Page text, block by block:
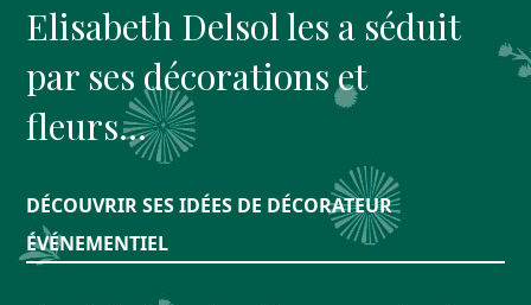
Elisabeth Delsol les a séduit
par ses décorations et
fleurs…
DÉCOUVRIR SES IDÉES DE DÉCORATEUR
ÉVÉNEMENTIEL